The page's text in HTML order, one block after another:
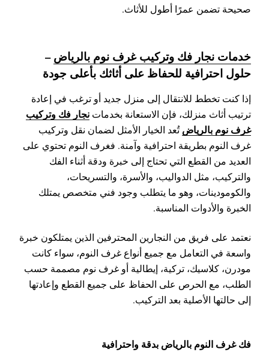
صحيحة تضمن عمرًا أطول للأثاث.
خدمات نجار فك وتركيب غرف نوم بالرياض–
حلول احترافية للحفاظ على أثاثك بأعلى جودة
إذا كنت تخطط للانتقال إلى منزل جديد أو ترغب في إعادة
ترتيب أثاث منزلك، فإن الاستعانة بخدمات نجار فك وتركيب
غرف نوم بالرياضتُعد الخيار الأمثل لضمان نقل وتركيب
غرف النوم بطريقة احترافية وآمنة. فغرف النوم تحتوي على
العديد من القطع التي تحتاج إلى خبرة ودقة أثناء الفك
والتركيب، مثل الدواليب، والأسرة، والتسريحات،
والكومودينات، وهو ما يتطلب وجود فني متخصص يمتلك
الخبرة والأدوات المناسبة.
نعتمد على فريق من النجارين المحترفين الذين يمتلكون خبرة
واسعة في التعامل مع جميع أنواع غرف النوم، سواء كانت
مودرن، كلاسيك، تركية، إيطالية أو غرف نوم مصممة حسب
الطلب، مع الحرص على الحفاظ على جميع القطع وإعادتها
إلى حالتها الأصلية بعد التركيب.
فك غرف النوم بالرياض بدقة واحترافية